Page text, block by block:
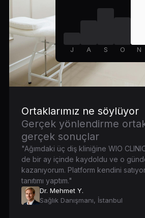
J A S O N
Ortaklarımız ne söylüyor
Gerçek yönlendirme
gerçek sonuçlar
"Ağımdaki üç diş kliniğine WIO
de bir ay içinde kaydoldu ve o
kazanıyorum. Platform kendini
tanıtımı yaptım."
Dr. Mehmet Y.
Sağlık Danışmanı, İstanbul